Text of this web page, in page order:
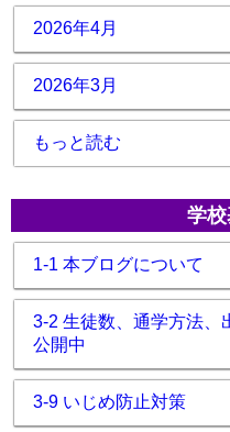
2026年4月
2026年3月
もっと読む
学
1-1 本ブログについて
3-2 生徒数、通学方法
公開中
3-9 いじめ防止対策